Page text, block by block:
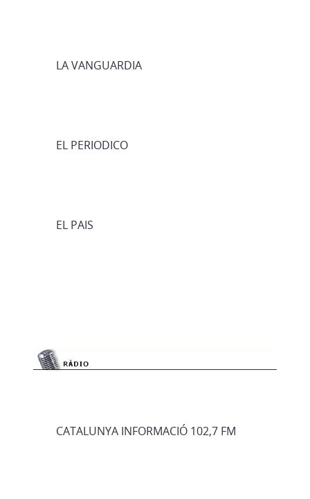
LA VANGUARDIA
EL PERIODICO
EL PAIS
CATALUNYA INFORMACIÓ 102,7 FM